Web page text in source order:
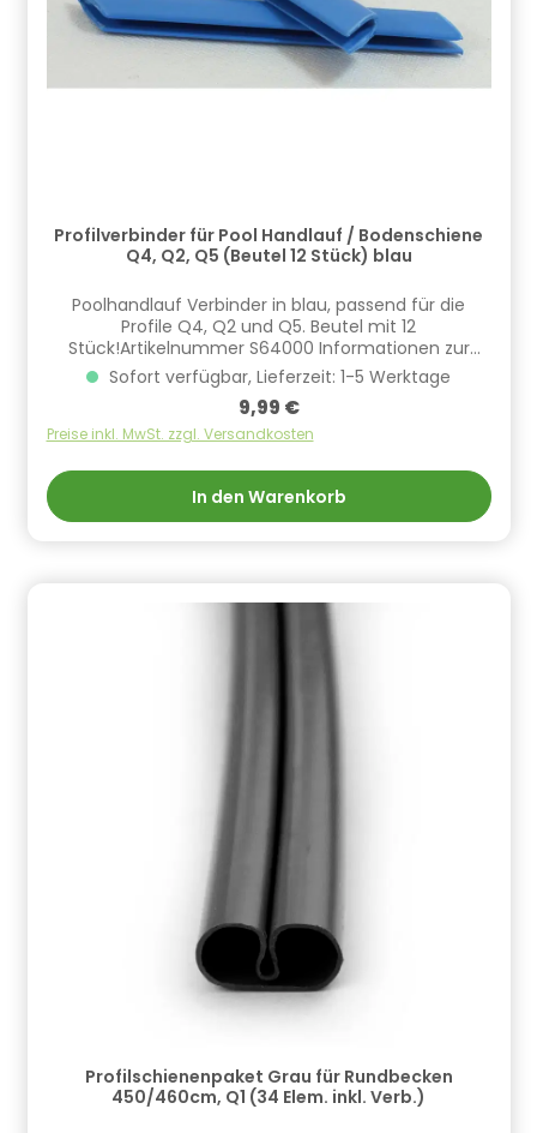
Profilverbinder für Pool Handlauf / Bodenschiene
Q4, Q2, Q5 (Beutel 12 Stück) blau
Poolhandlauf Verbinder in blau, passend für die
Profile Q4, Q2 und Q5. Beutel mit 12
Stück!Artikelnummer S64000 Informationen zur
Produktsicherheit Hersteller/EU Verantwortliche
Person: CF Group Deutschland GmbH,
Bahnhofstraße 68, 73240 Wendlingen, DE,
info.de@cf.group, +4970244048100
Sofort verfügbar, Lieferzeit: 1-5 Werktage
Regulärer Preis:
9,99 €
Preise inkl. MwSt. zzgl. Versandkosten
In den Warenkorb
Profilschienenpaket Grau für Rundbecken
450/460cm, Q1 (34 Elem. inkl. Verb.)